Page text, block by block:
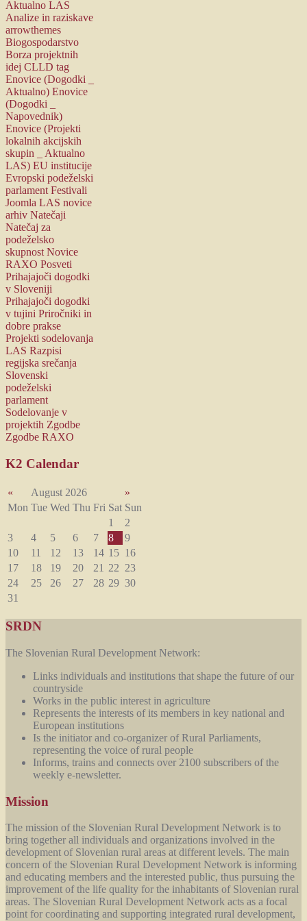
Aktualno LAS
Analize in raziskave
arrowthemes
Biogospodarstvo
Borza projektnih
idej CLLD tag
Enovice (Dogodki _
Aktualno) Enovice
(Dogodki _
Napovednik)
Enovice (Projekti
lokalnih akcijskih
skupin _ Aktualno
LAS) EU institucije
Evropski podeželski
parlament Festivali
Joomla LAS novice
arhiv Natečaji
Natečaj za
podeželsko
skupnost Novice
RAXO Posveti
Prihajajoči dogodki
v Sloveniji
Prihajajoči dogodki
v tujini Priročniki in
dobre prakse
Projekti sodelovanja
LAS Razpisi
regijska srečanja
Slovenski
podeželski
parlament
Sodelovanje v
projektih Zgodbe
Zgodbe RAXO
K2 Calendar
« August 2026
»
Mon Tue Wed Thu Fri Sat Sun
1
2
3
4 5 6 7 8
9
10
11 12 13 14 15 16
17
18 19 20 21 22 23
24
25 26 27 28 29 30
31
SRDN
The Slovenian Rural Development Network:
Links individuals and institutions that shape the future of our
countryside
Works in the public interest in agriculture
Represents the interests of its members in key national and
European institutions
Is the initiator and co-organizer of Rural Parliaments,
representing the voice of rural people
Informs, trains and connects over 2100 subscribers of the
weekly e-newsletter.
Mission
The mission of the Slovenian Rural Development Network is to
bring together all individuals and organizations involved in the
development of Slovenian rural areas at different levels. The main
concern of the Slovenian Rural Development Network is informing
and educating members and the interested public, thus pursuing the
improvement of the life quality for the inhabitants of Slovenian rural
areas. The Slovenian Rural Development Network acts as a focal
point for coordinating and supporting integrated rural development,